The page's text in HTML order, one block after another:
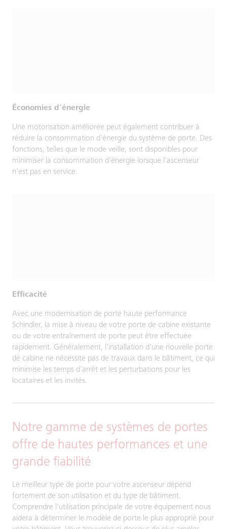
Économies d'énergie
Une motorisation améliorée peut également contribuer à
réduire la consommation d'énergie du système de porte. Des
fonctions, telles que le mode veille, sont disponibles pour
minimiser la consommation d'énergie lorsque l'ascenseur
n'est pas en service.
Efficacité
Avec une modernisation de porte haute performance
Schindler, la mise à niveau de votre porte de cabine existante
ou de votre entraînement de porte peut être effectuée
rapidement. Généralement, l'installation d'une nouvelle porte
de cabine ne nécessite pas de travaux dans le bâtiment, ce qui
minimise les temps d'arrêt et les perturbations pour les
locataires et les invités.
Notre gamme de systèmes de portes
offre de hautes performances et une
grande fiabilité
Le meilleur type de porte pour votre ascenseur dépend
fortement de son utilisation et du type de bâtiment.
Comprendre l'utilisation principale de votre équipement nous
aidera à déterminer le modèle de porte le plus approprié pour